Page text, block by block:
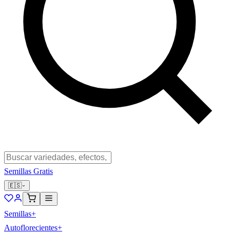
Semillas Gratis
🇪🇸
Semillas+
Autoflorecientes+